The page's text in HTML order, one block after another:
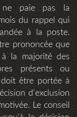
ne paie pas la
du rappel qui
à la poste.
prononcée que
à la majorité des
présents ou
être portée à
d'exclusion
Le conseil